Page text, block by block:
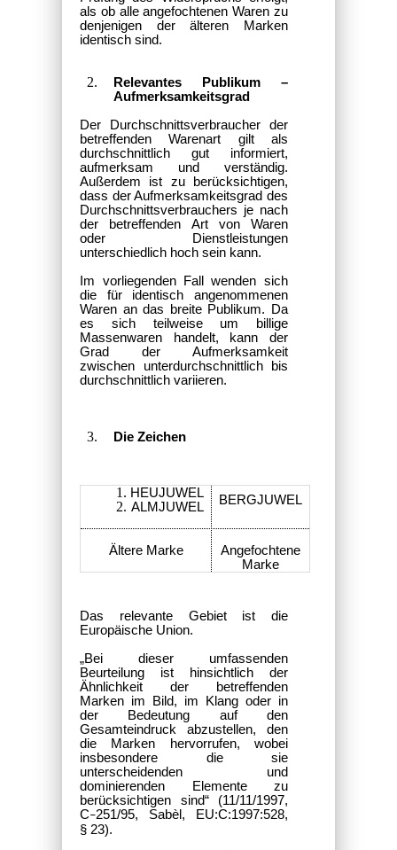
als ob alle angefochtenen Waren zu
denjenigen der älteren Marken
identisch sind.
Relevantes Publikum –
Aufmerksamkeitsgrad
Der Durchschnittsverbraucher der
betreffenden Warenart gilt als
durchschnittlich gut informiert,
aufmerksam und verständig.
Außerdem ist zu berücksichtigen,
dass der Aufmerksamkeitsgrad des
Durchschnittsverbrauchers je nach
der betreffenden Art von Waren
oder Dienstleistungen
unterschiedlich hoch sein kann.
Im vorliegenden Fall wenden sich
die für identisch angenommenen
Waren an das breite Publikum. Da
es sich teilweise um billige
Massenwaren handelt, kann der
Grad der Aufmerksamkeit
zwischen unterdurchschnittlich bis
durchschnittlich variieren.
Die Zeichen
HEUJUWEL
ALMJUWEL
BERGJUWEL
Ältere Marke
Angefochtene
Marke
Das relevante Gebiet ist die
Europäische Union.
„Bei dieser umfassenden
Beurteilung ist hinsichtlich der
Ähnlichkeit der betreffenden
Marken im Bild, im Klang oder in
der Bedeutung auf den
Gesamteindruck abzustellen, den
die Marken hervorrufen, wobei
insbesondere die sie
unterscheidenden und
dominierenden Elemente zu
berücksichtigen sind“ (11/11/1997,
C–251/95, Sabèl, EU:C:1997:528,
§ 23).